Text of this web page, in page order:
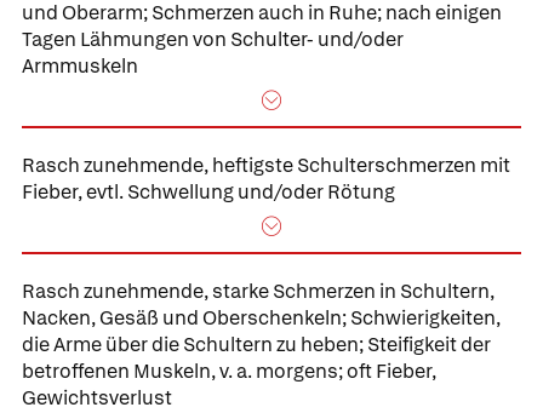
und Oberarm; Schmerzen auch in Ruhe; nach einigen
Tagen Lähmungen von Schulter- und/oder
Armmuskeln
Rasch zunehmende, heftigste Schulterschmerzen mit
Fieber, evtl. Schwellung und/oder Rötung
Rasch zunehmende, starke Schmerzen in Schultern,
Nacken, Gesäß und Oberschenkeln; Schwierigkeiten,
die Arme über die Schultern zu heben; Steifigkeit der
betroffenen Muskeln, v. a. morgens; oft Fieber,
Gewichtsverlust